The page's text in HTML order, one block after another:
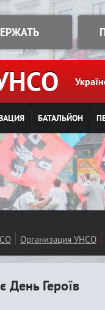
БАТАЛЬЙОН
Организация УНСО
День Героїв